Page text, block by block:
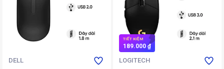
DELL
TIẾT KIỆM
189.000 ₫
LOGITECH